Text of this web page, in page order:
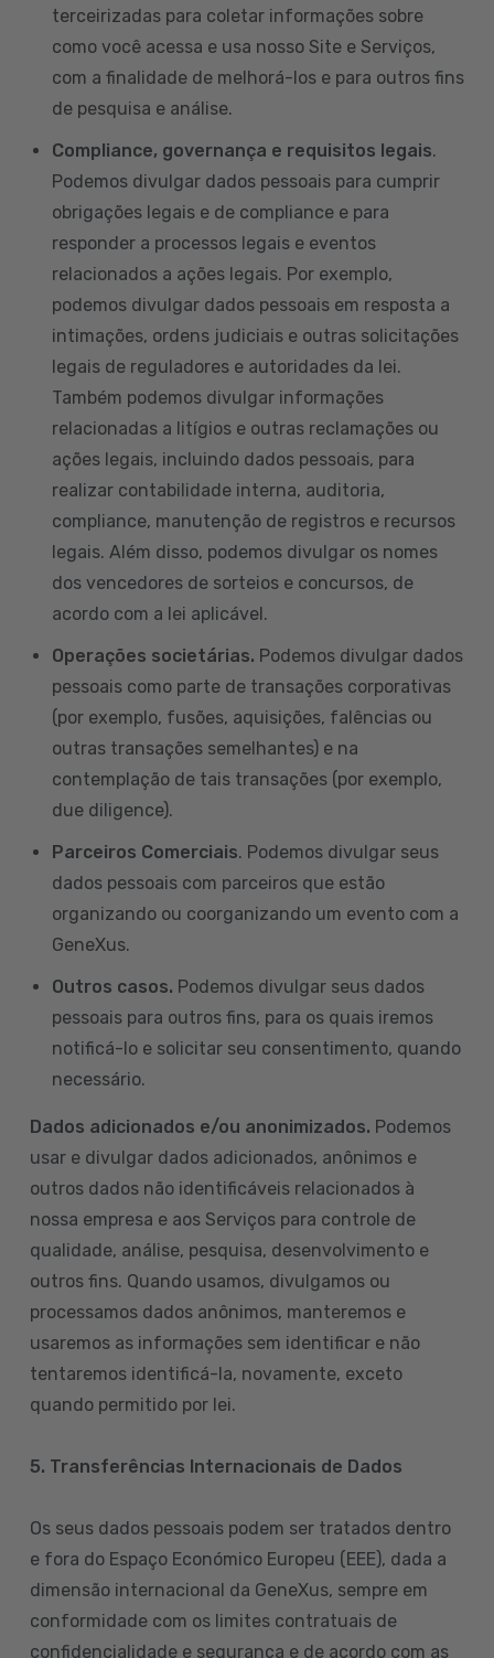
terceirizadas para coletar informações sobre
como você acessa e usa nosso Site e Serviços,
com a finalidade de melhorá-los e para outros fins
de pesquisa e análise.
Compliance, governança e requisitos legais.
Podemos divulgar dados pessoais para cumprir
obrigações legais e de compliance e para
responder a processos legais e eventos
relacionados a ações legais. Por exemplo,
podemos divulgar dados pessoais em resposta a
intimações, ordens judiciais e outras solicitações
legais de reguladores e autoridades da lei.
Também podemos divulgar informações
relacionadas a litígios e outras reclamações ou
ações legais, incluindo dados pessoais, para
realizar contabilidade interna, auditoria,
compliance, manutenção de registros e recursos
legais. Além disso, podemos divulgar os nomes
dos vencedores de sorteios e concursos, de
acordo com a lei aplicável.
Operações societárias. Podemos divulgar dados
pessoais como parte de transações corporativas
(por exemplo, fusões, aquisições, falências ou
outras transações semelhantes) e na
contemplação de tais transações (por exemplo,
due diligence).
Parceiros Comerciais. Podemos divulgar seus
dados pessoais com parceiros que estão
organizando ou coorganizando um evento com a
GeneXus.
Outros casos. Podemos divulgar seus dados
pessoais para outros fins, para os quais iremos
notificá-lo e solicitar seu consentimento, quando
necessário.
Dados adicionados e/ou anonimizados. Podemos
usar e divulgar dados adicionados, anônimos e
outros dados não identificáveis relacionados à
nossa empresa e aos Serviços para controle de
qualidade, análise, pesquisa, desenvolvimento e
outros fins. Quando usamos, divulgamos ou
processamos dados anônimos, manteremos e
usaremos as informações sem identificar e não
tentaremos identificá-la, novamente, exceto
quando permitido por lei.
5. Transferências Internacionais de Dados
Os seus dados pessoais podem ser tratados dentro
e fora do Espaço Económico Europeu (EEE), dada a
dimensão internacional da GeneXus, sempre em
conformidade com os limites contratuais de
confidencialidade e segurança e de acordo com as